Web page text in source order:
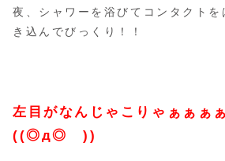
夜、シャワーを浴びてコンタクトを
き込んでびっくり！！
左目がなんじゃこりゃぁぁぁ
((◎д◎ ))ゝ